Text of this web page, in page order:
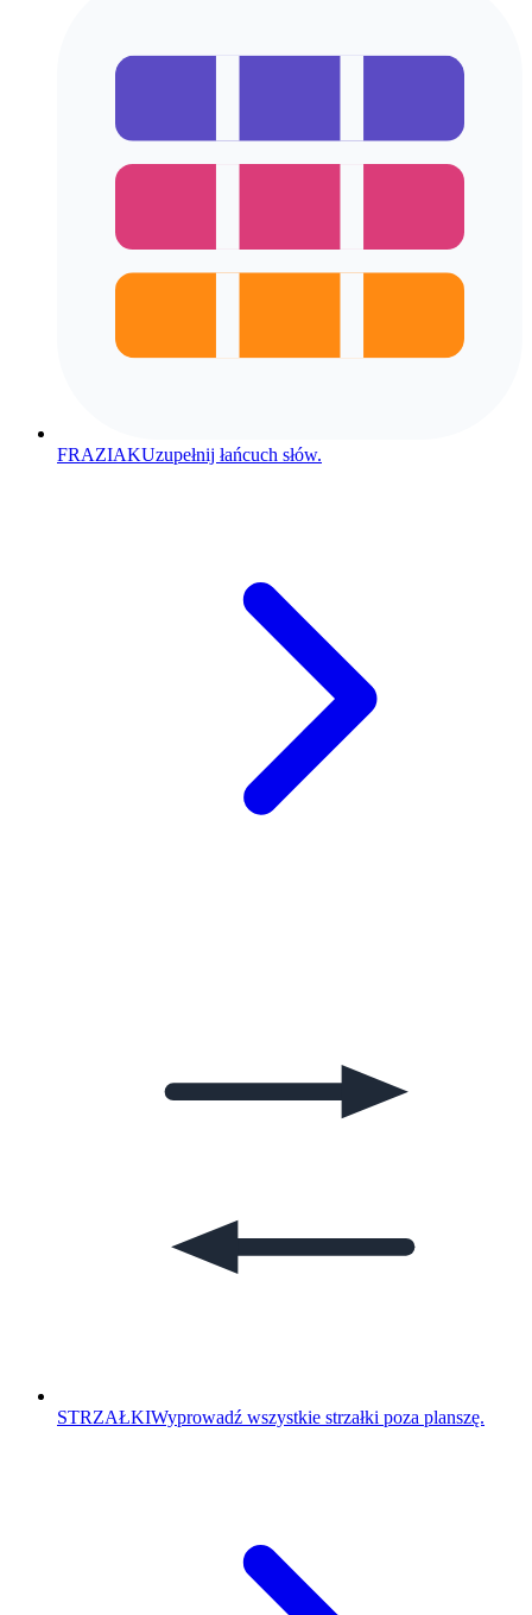
FRAZIAKUzupełnij łańcuch słów.
STRZAŁKIWyprowadź wszystkie strzałki poza planszę.